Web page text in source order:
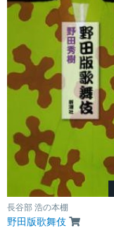
長谷部 浩の本棚
野田版歌舞伎